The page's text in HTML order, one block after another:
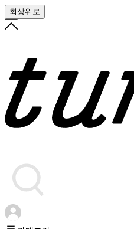
최상위로